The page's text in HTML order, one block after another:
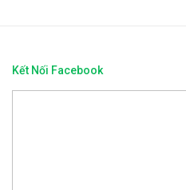
Kết Nối Facebook